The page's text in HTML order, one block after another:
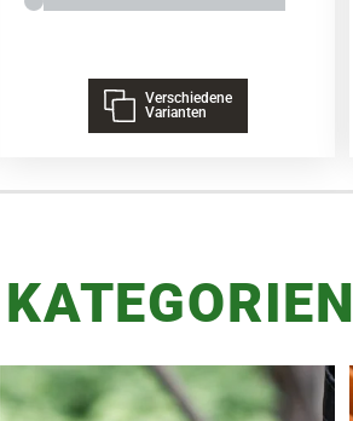
Verschiedene
Varianten